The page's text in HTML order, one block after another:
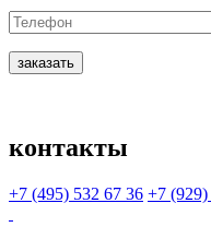
заказать
контакты
+7 (495) 532 67 36 +7 (929)